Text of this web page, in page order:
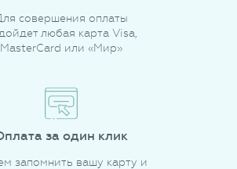
совершения оплаты
любая карта Visa,
MasterCard или «Мир»
за один клик
запомнить вашу карту и